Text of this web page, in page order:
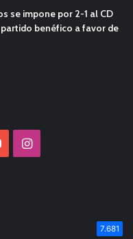
se impone por 2-1 al CD
benéfico a favor de
YouTubeInstagram
7.681